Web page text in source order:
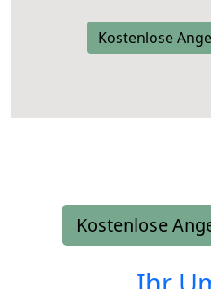
Kostenlose
Kostenlose
Ihr